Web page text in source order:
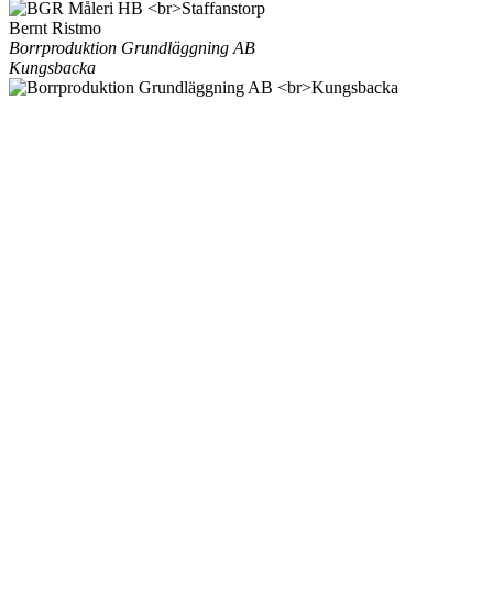
Bernt Ristmo
Borrproduktion Grundläggning AB
Kungsbacka